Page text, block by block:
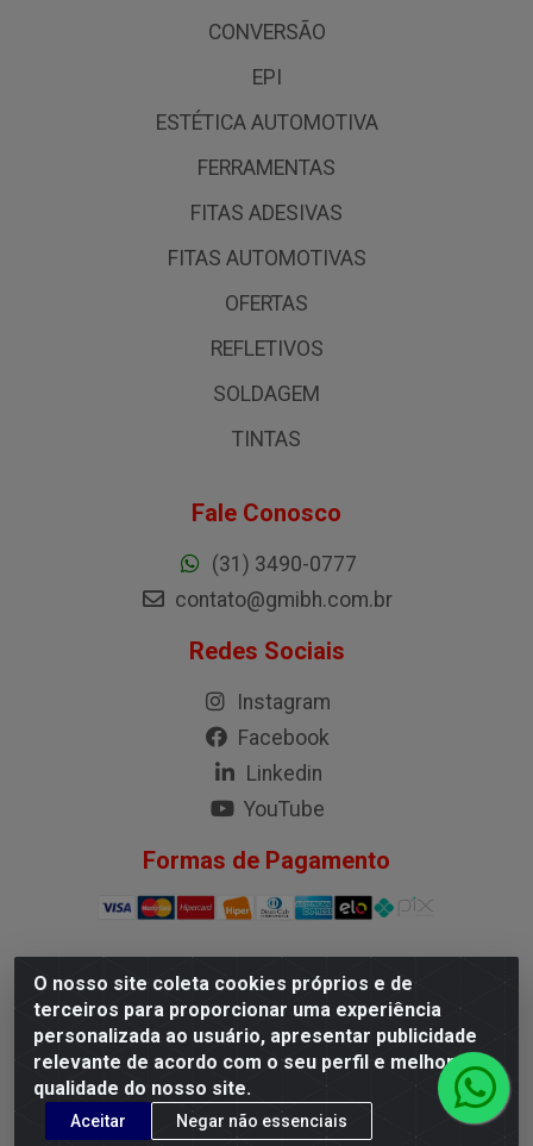
O nosso site coleta cookies próprios e de
terceiros para proporcionar uma experiência
personalizada ao usuário, apresentar publicidade
relevante de acordo com o seu perfil e melhorar a
qualidade do nosso site.
Aceitar Negar não essenciais
CONVERSÃO
EPI
ESTÉTICA AUTOMOTIVA
FERRAMENTAS
FITAS ADESIVAS
FITAS AUTOMOTIVAS
OFERTAS
REFLETIVOS
SOLDAGEM
TINTAS
Fale Conosco
(31) 3490-0777
contato@gmibh.com.br
Redes Sociais
Instagram
Facebook
Linkedin
YouTube
Formas de Pagamento
G.M.I. Distribuidora LTDA - Rua Conselheiro Pena, 50 -
Santa Branca, Belo Horizonte/MG - CEP 31.710-150 -
CNPJ 04.098.359/0001-02